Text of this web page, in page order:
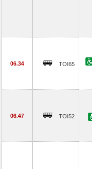
06.34 TOI65
06.47 TOI52